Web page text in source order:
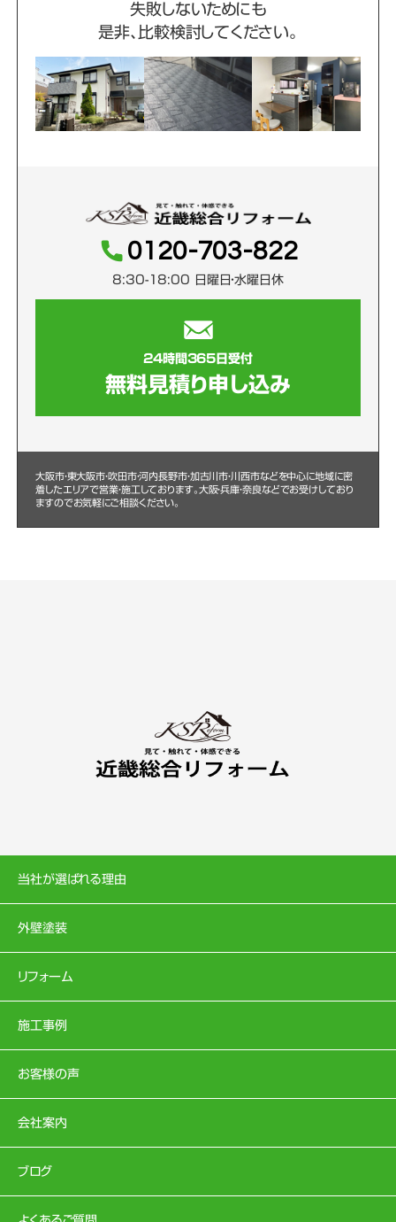
失敗しないためにも
是非、比較検討してください。
0120-703-822
8:30-18:00 日曜日・水曜日休
24時間365日受付
無料見積り申し込み
大阪市・東大阪市・吹田市・河内長野市・加古川市・川西市などを中心に地域に密
着したエリアで営業・施工しております。大阪・兵庫・奈良などでお受けしており
ますのでお気軽にご相談ください。
当社が選ばれる理由
外壁塗装
リフォーム
施工事例
お客様の声
会社案内
ブログ